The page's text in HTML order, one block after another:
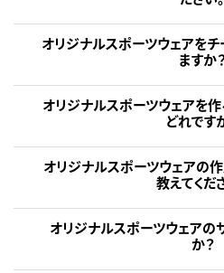
オリジナルスポーツウェアを
ますか
オリジナルスポーツウェアを
どれです
オリジナルスポーツウェアの
教えてくだ
オリジナルスポーツウェアの
か？